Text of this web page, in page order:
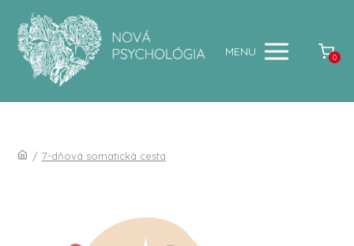
MENU 0
/ 7-dňová somatická cesta